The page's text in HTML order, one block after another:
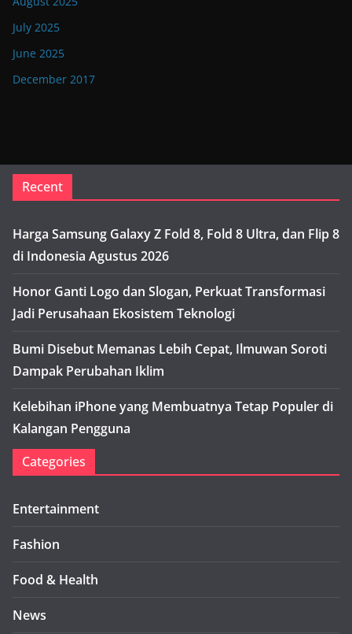
July 2025
June 2025
December 2017
Recent
Harga Samsung Galaxy Z Fold 8, Fold 8 Ultra, dan Flip 8
di Indonesia Agustus 2026
Honor Ganti Logo dan Slogan, Perkuat Transformasi
Jadi Perusahaan Ekosistem Teknologi
Bumi Disebut Memanas Lebih Cepat, Ilmuwan Soroti
Dampak Perubahan Iklim
Kelebihan iPhone yang Membuatnya Tetap Populer di
Kalangan Pengguna
Categories
Entertainment
Fashion
Food & Health
News